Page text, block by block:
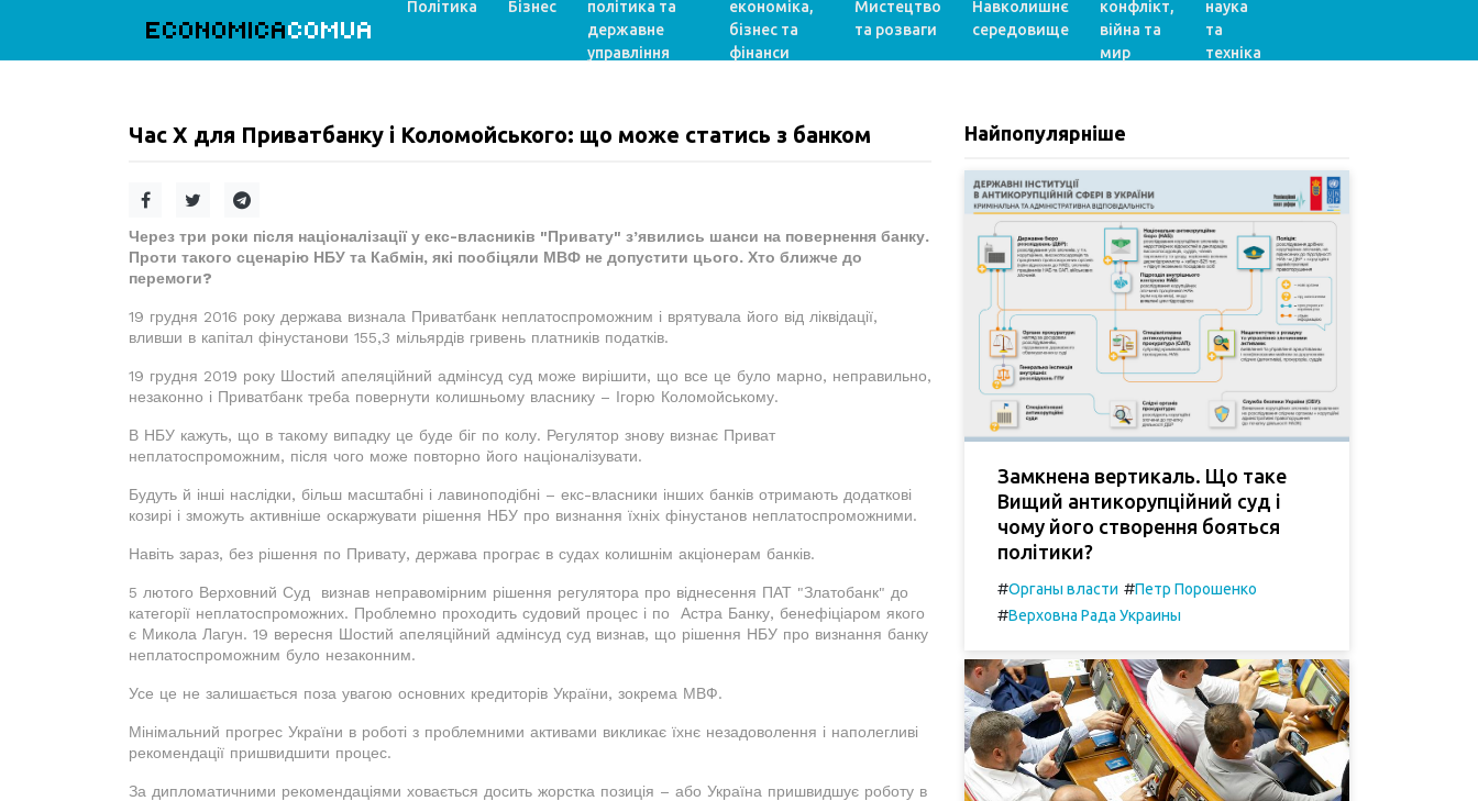
ECONOMICACOMUA
Політика Бізнес
політика та
державне
управління
економіка,
бізнес та
фінанси
Мистецтво
та розваги
Навколишнє
середовище
конфлікт,
війна та
мир
наука
та
техніка
Час Х для Приватбанку і Коломойського: що може статись з банком
Через три роки після націоналізації у екс-власників "Привату" з’явились шанси на повернення банку.
Проти такого сценарію НБУ та Кабмін, які пообіцяли МВФ не допустити цього. Хто ближче до
перемоги?
19 грудня 2016 року держава визнала Приватбанк неплатоспроможним і врятувала його від ліквідації,
вливши в капітал фінустанови 155,3 мільярдів гривень платників податків.
19 грудня 2019 року Шостий апеляційний адмінсуд суд може вирішити, що все це було марно, неправильно,
незаконно і Приватбанк треба повернути колишньому власнику – Ігорю Коломойському.
В НБУ кажуть, що в такому випадку це буде біг по колу. Регулятор знову визнає Приват
неплатоспроможним, після чого може повторно його націоналізувати.
Будуть й інші наслідки, більш масштабні і лавиноподібні – екс-власники інших банків отримають додаткові
козирі і зможуть активніше оскаржувати рішення НБУ про визнання їхніх фінустанов неплатоспроможними.
Навіть зараз, без рішення по Привату, держава програє в судах колишнім акціонерам банків.
5 лютого Верховний Суд визнав неправомірним рішення регулятора про віднесення ПАТ "Златобанк" до
категорії неплатоспроможних. Проблемно проходить судовий процес і по Астра Банку, бенефіціаром якого
є Микола Лагун. 19 вересня Шостий апеляційний адмінсуд суд визнав, що рішення НБУ про визнання банку
неплатоспроможним було незаконним.
Усе це не залишається поза увагою основних кредиторів України, зокрема МВФ.
Мінімальний прогрес України в роботі з проблемними активами викликає їхнє незадоволення і наполегливі
рекомендації пришвидшити процес.
За дипломатичними рекомендаціями ховається досить жорстка позиція – або Україна пришвидшує роботу в
Найпопулярніше
Замкнена вертикаль. Що таке
Вищий антикорупційний суд і
чому його створення бояться
політики?
#Органы власти #Петр Порошенко
#Верховна Рада Украины